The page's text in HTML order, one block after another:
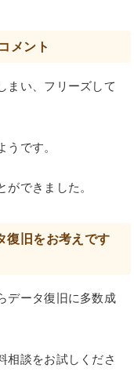
メント
まい、フリーズして
です。
できました。
復旧をお考えです
データ復旧に多数成
相談をお試しくださ